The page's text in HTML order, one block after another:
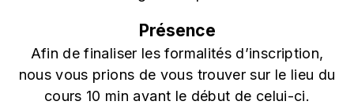
Présence
Afin de finaliser les formalités d’inscription,
nous vous prions de vous trouver sur le lieu du
cours 10 min avant le début de celui-ci.